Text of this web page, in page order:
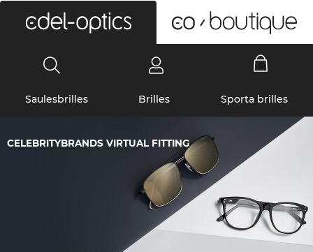
Saulesbrilles Brilles Sporta brilles
CELEBRITYBRANDS VIRTUAL FITTING